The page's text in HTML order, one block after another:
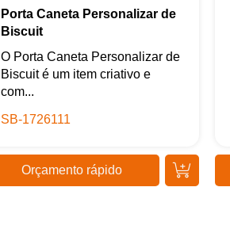
Porta Caneta Personalizar de
Biscuit
O Porta Caneta Personalizar de
Biscuit é um item criativo e
com...
SB-1726111
Orçamento rápido